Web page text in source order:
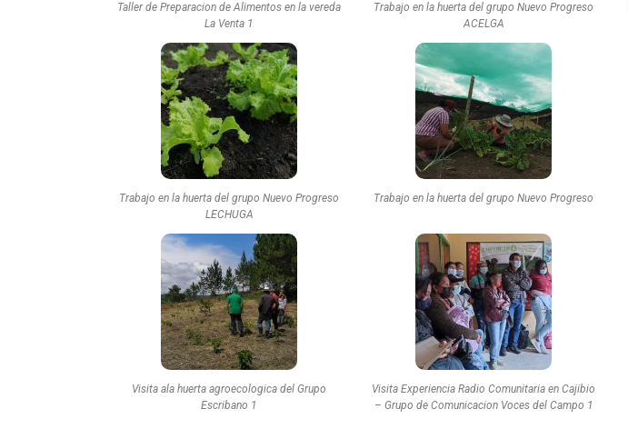
Taller de Preparacion de Alimentos en la vereda
La Venta 1
Trabajo en la huerta del grupo Nuevo Progreso
ACELGA
Trabajo en la huerta del grupo Nuevo Progreso
LECHUGA
Trabajo en la huerta del grupo Nuevo Progreso
Visita ala huerta agroecologica del Grupo
Escribano 1
Visita Experiencia Radio Comunitaria en Cajibio
– Grupo de Comunicacion Voces del Campo 1